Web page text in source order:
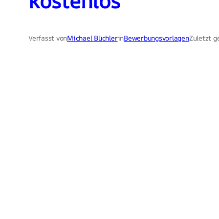
Verfasst vonMichael BüchlerinBewerbungsvorlagenZuletzt